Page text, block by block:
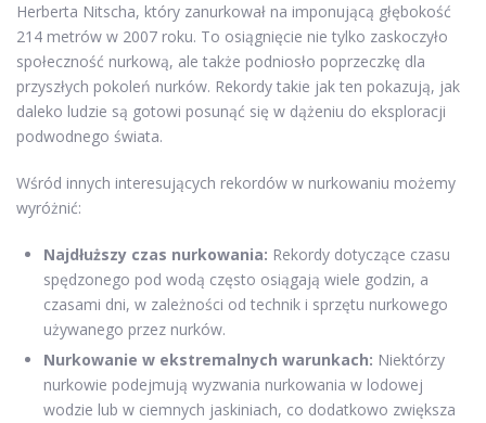
Herberta Nitscha, który zanurkował na imponującą głębokość
214 metrów w 2007 roku. To osiągnięcie nie tylko zaskoczyło
społeczność nurkową, ale także podniosło poprzeczkę dla
przyszłych pokoleń nurków. Rekordy takie jak ten pokazują, jak
daleko ludzie są gotowi posunąć się w dążeniu do eksploracji
podwodnego świata.
Wśród innych interesujących rekordów w nurkowaniu możemy
wyróżnić:
Najdłuższy czas nurkowania: Rekordy dotyczące czasu
spędzonego pod wodą często osiągają wiele godzin, a
czasami dni, w zależności od technik i sprzętu nurkowego
używanego przez nurków.
Nurkowanie w ekstremalnych warunkach: Niektórzy
nurkowie podejmują wyzwania nurkowania w lodowej
wodzie lub w ciemnych jaskiniach, co dodatkowo zwiększa